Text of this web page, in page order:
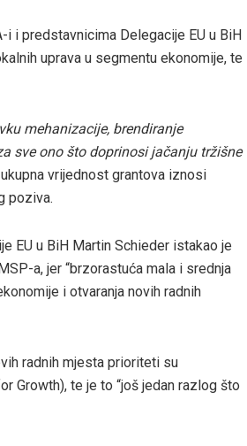
i i predstavnicima Delegacije EU u BiH
uprava u segmentu ekonomije, te
mehanizacije, brendiranje
sve ono što doprinosi jačanju tržišne
vrijednost grantova iznosi
poziva.
EU u BiH Martin Schieder istakao je
a, jer “brzorastuća mala i srednja
i otvaranja novih radnih
radnih mjesta prioriteti su
Growth), te je to “još jedan razlog što